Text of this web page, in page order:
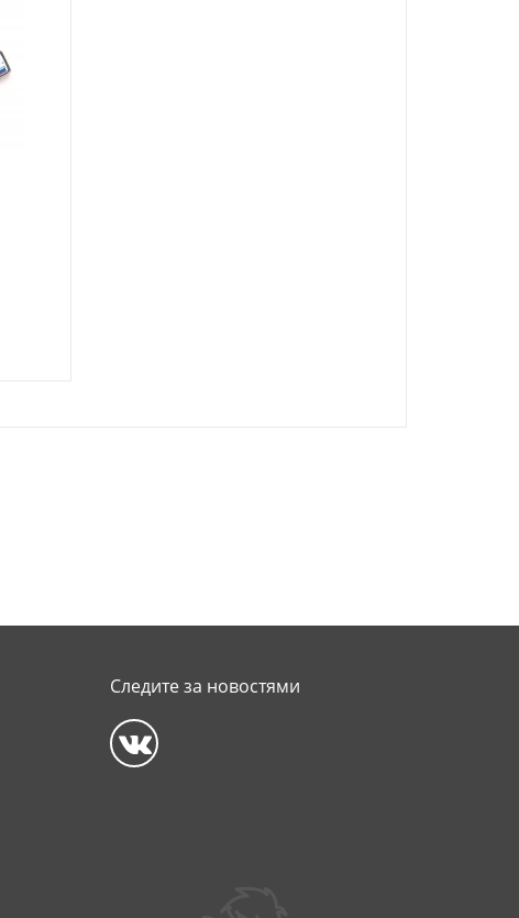
Следите за новостями